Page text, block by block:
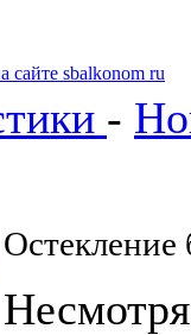
сайте sbalkonom ru
-
Остекление